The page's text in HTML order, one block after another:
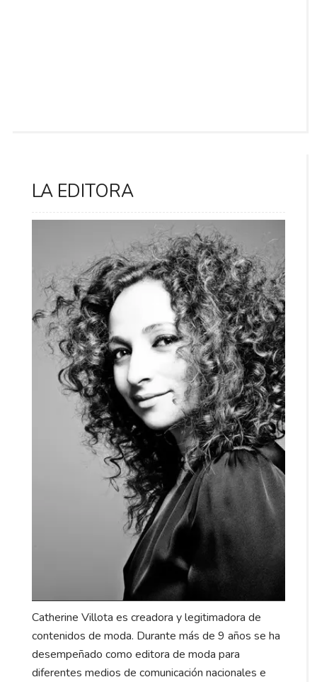
LA EDITORA
Catherine Villota es creadora y legitimadora de
contenidos de moda. Durante más de 9 años se ha
desempeñado como editora de moda para
diferentes medios de comunicación nacionales e